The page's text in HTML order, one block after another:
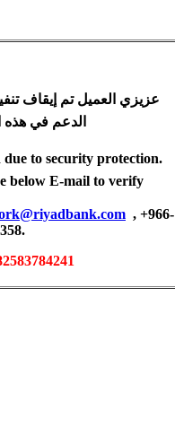
عزيزي العميل تم إيقاف
to security protection.
below E-mail to verify
, +966-